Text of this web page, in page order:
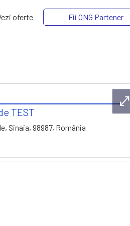
oferte Fii ONG Partener
open_in_full
TEST
, Sinaia, 98987, România